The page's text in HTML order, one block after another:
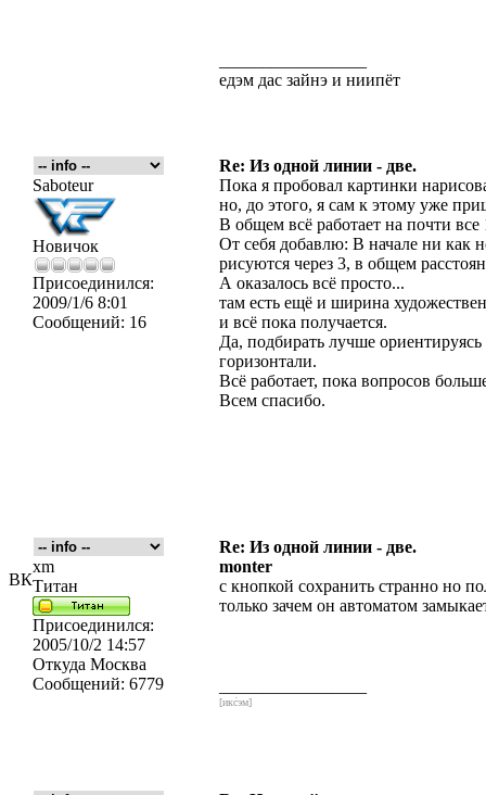
ВК
едэм дас зайнэ и ниипёт
Re: Из одной линии - две.
Saboteur
Новичок
Присоединился:
2009/1/6 8:01
Сообщений: 16
Пока я пробовал картинки
но, до этого, я сам к этому уже
В общем всё работает на почти все
От себя добавлю: В начале ни как
рисуются через 3, в общем
А оказалось всё просто...
там есть ещё и ширина
и всё пока получается.
Да, подбирать лучше
горизонтали.
Всё работает, пока вопросов
Всем спасибо.
Re: Из одной линии - две.
xm
Титан
Присоединился:
2005/10/2 14:57
Откуда Москва
Сообщений: 6779
monter
с кнопкой сохранить странно но
только зачем он автоматом
[икс́эм]